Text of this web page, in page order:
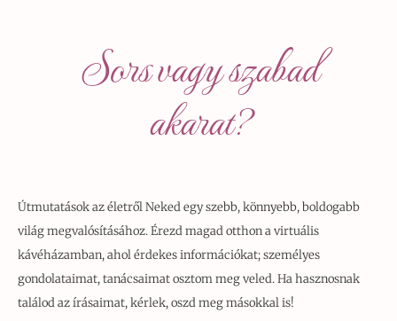
Sors vagy szabad
akarat?
Útmutatások az életről Neked egy szebb, könnyebb, boldogabb
világ megvalósításához. Érezd magad otthon a virtuális
kávéházamban, ahol érdekes információkat; személyes
gondolataimat, tanácsaimat osztom meg veled. Ha hasznosnak
találod az írásaimat, kérlek, oszd meg másokkal is!